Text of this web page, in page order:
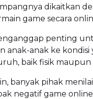
dikaitkan
game secara
penting
anak-anak ke kondisi
baik fisik maupun
banyak pihak
negatif game